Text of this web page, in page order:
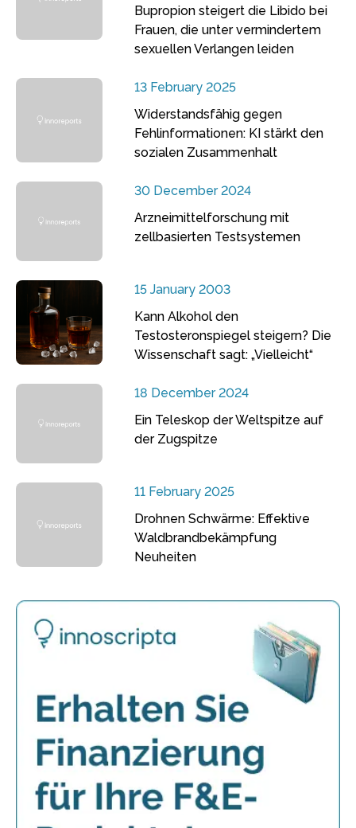
Bupropion steigert die Libido bei
Frauen, die unter vermindertem
sexuellen Verlangen leiden
13 February 2025
Widerstandsfähig gegen
Fehlinformationen: KI stärkt den
sozialen Zusammenhalt
30 December 2024
Arzneimittelforschung mit
zellbasierten Testsystemen
15 January 2003
Kann Alkohol den
Testosteronspiegel steigern? Die
Wissenschaft sagt: „Vielleicht“
18 December 2024
Ein Teleskop der Weltspitze auf
der Zugspitze
11 February 2025
Drohnen Schwärme: Effektive
Waldbrandbekämpfung
Neuheiten